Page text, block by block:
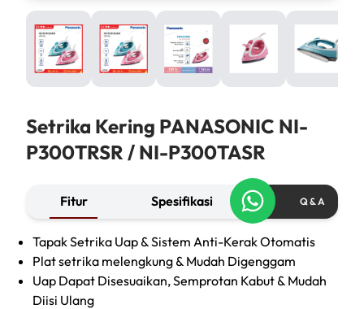
Setrika Kering PANASONIC NI-
P300TRSR / NI-P300TASR
Fitur Spesifikasi Q & A
Tapak Setrika Uap & Sistem Anti-Kerak Otomatis
Plat setrika melengkung & Mudah Digenggam
Uap Dapat Disesuaikan, Semprotan Kabut & Mudah
Diisi Ulang